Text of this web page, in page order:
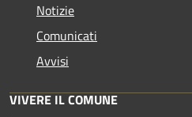
Notizie
Comunicati
Avvisi
VIVERE IL COMUNE